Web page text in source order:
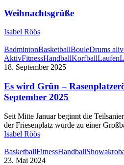
Weihnachtsgrüße
Isabel Röös
BadmintonBasketballBouleDrums
AktivFitnessHandballKorfballLaufen
18. September 2025
Es wird Grün –
September 2025
Seit Mitte Januar beginnt die
der Friesenplatz wurde zu einer
Isabel Röös
BasketballFitnessHandball
23. Mai 2024